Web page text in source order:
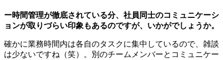
ー時間管理が徹底されている分、社員同士のコミュニケーシ
ョンが取りづらい印象もあるのですが、いかがでしょうか。
確かに業務時間内は各自のタスクに集中しているので、雑談
は少ないですね（笑）。別のチームメンバーとコミュニケー